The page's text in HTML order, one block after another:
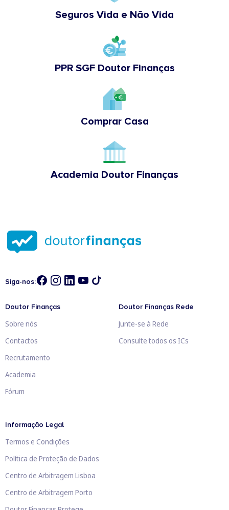
Seguros Vida e Não Vida
PPR SGF Doutor Finanças
Comprar Casa
Academia Doutor Finanças
Siga-nos:
Doutor Finanças
Sobre nós
Contactos
Recrutamento
Academia
Fórum
Doutor Finanças Rede
Junte-se à Rede
Consulte todos os ICs
Informação Legal
Termos e Condições
Política de Proteção de Dados
Centro de Arbitragem Lisboa
Centro de Arbitragem Porto